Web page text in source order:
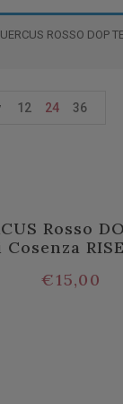
ROSSO DOP
12 24 36
Rosso
Cosenza
€15,00